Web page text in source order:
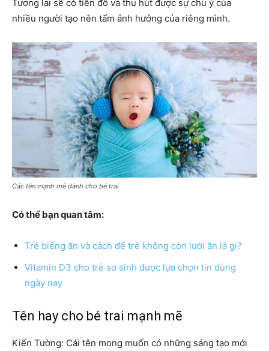
Tương lai sẽ có tiền đồ và thu hút được sự chú ý của
nhiều người tạo nên tẩm ảnh hưởng của riêng mình.
Các tên mạnh mẽ dành cho bé trai
Có thể bạn quan tâm:
Trẻ biếng ăn và cách để trẻ không còn lười ăn là gì?
Vitamin D3 cho trẻ sơ sinh được lựa chọn tin dùng
ngày nay
Tên hay cho bé trai mạnh mẽ
Kiến Tường: Cái tên mong muốn có những sáng tạo mới